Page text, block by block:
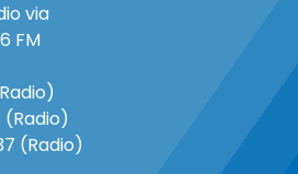
via
FM
(Radio)
(Radio)